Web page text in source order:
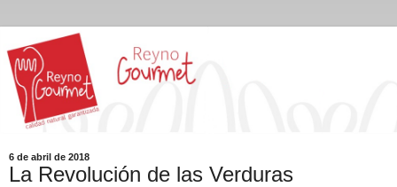
6 de abril de 2018
La Revolución de las Verduras